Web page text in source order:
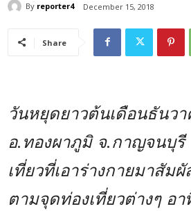
By reporter4 December 15, 2018
Share
วันหยุดยาวต้นเดือนธันว
อ.ทองผาภูมิ จ.กาญจนบุ
เที่ยวที่เอาร่างกายมาสัม
ตามจุดท่องเที่ยวต่างๆ อ